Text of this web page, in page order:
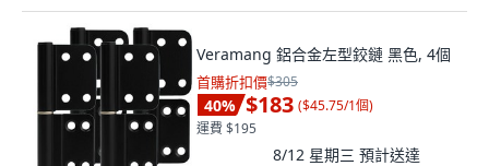
Veramang 鋁合金左型鉸鏈 黑色, 4個
首購折扣價$305
40% $183 ($45.75/1個)
運費 $195
8/12 星期三 預計送達